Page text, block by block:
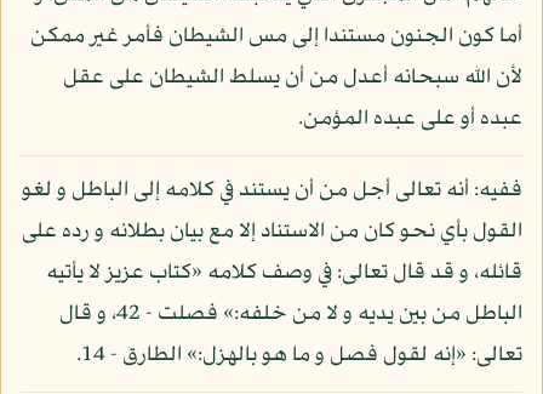
أما كون الجنون مستندا إلى مس الشيطان فأمر غير ممكن
لأن الله سبحانه أعدل من أن يسلط الشيطان على عقل
عبده أو على عبده المؤمن.
ففيه: أنه تعالى أجل من أن يستند في كلامه إلى الباطل و لغو
القول بأي نحو كان من الاستناد إلا مع بيان بطلانه و رده على
قائله، و قد قال تعالى: في وصف كلامه «كتاب عزيز لا يأتيه
الباطل من بين يديه و لا من خلفه:» فصلت - 42، و قال
تعالى: «إنه لقول فصل و ما هو بالهزل:» الطارق - 14.